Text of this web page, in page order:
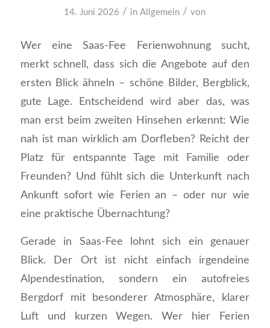
14. Juni 2026 / inAllgemein / von
Wer eine Saas-Fee Ferienwohnung sucht,
merkt schnell, dass sich die Angebote auf den
ersten Blick ähneln – schöne Bilder, Bergblick,
gute Lage. Entscheidend wird aber das, was
man erst beim zweiten Hinsehen erkennt: Wie
nah ist man wirklich am Dorfleben? Reicht der
Platz für entspannte Tage mit Familie oder
Freunden? Und fühlt sich die Unterkunft nach
Ankunft sofort wie Ferien an – oder nur wie
eine praktische Übernachtung?
Gerade in Saas-Fee lohnt sich ein genauer
Blick. Der Ort ist nicht einfach irgendeine
Alpendestination, sondern ein autofreies
Bergdorf mit besonderer Atmosphäre, klarer
Luft und kurzen Wegen. Wer hier Ferien